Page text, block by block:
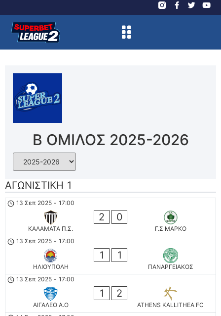
Β ΟΜΙΛΟΣ 2025-2026
ΑΓΩΝΙΣΤΙΚΗ 1
13 Σεπ 2025 - 17:00
ΚΑΛΑΜΑΤΑ Π.Σ.
2 0
Γ.Σ ΜΑΡΚΟ
13 Σεπ 2025 - 17:00
ΗΛΙΟΥΠΟΛΗ
1 1
ΠΑΝΑΡΓΕΙΑΚΟΣ
13 Σεπ 2025 - 17:00
ΑΙΓΑΛΕΩ A.O
1 2
ATHENS KALLITHEA FC